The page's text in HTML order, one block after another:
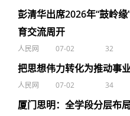
彭清华出席2026年“鼓岭
育交流周开
人民网 07-02 32
把思想伟力转化为推动事
人民网 07-02 34
厦门思明：全学段分层布